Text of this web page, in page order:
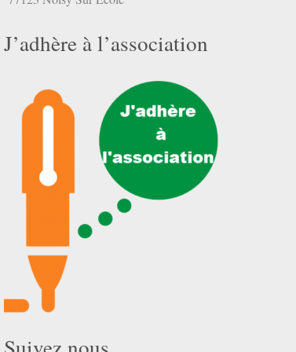
J’adhère à l’association